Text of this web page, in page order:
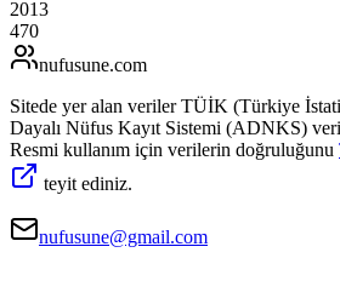
2013
470
nufusune.com
Sitede yer alan veriler TÜİK (Türkiye
Dayalı Nüfus Kayıt Sistemi (ADNKS)
Resmi kullanım için verilerin doğruluğunu
teyit ediniz.
nufusune@gmail.com